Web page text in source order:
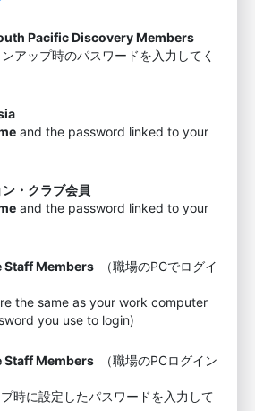
Pacific Discovery Members
アップ時のパスワードを入力してく
and the password linked to your
・クラブ会員
and the password linked to your
Staff Members
（職場のPCでログイ
the same as your work computer
you use to login)
Staff Members
（職場のPCログイン
時に設定したパスワードを入力して